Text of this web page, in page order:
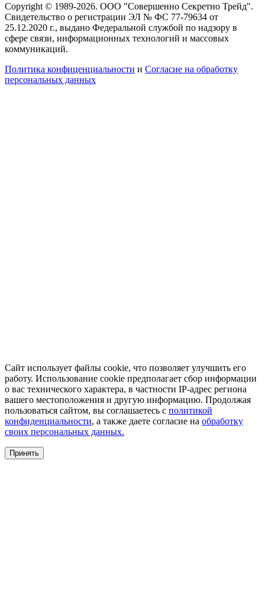
Copyright © 1989-2026. ООО "Совершенно Секретно Трейд".
Свидетельство о регистрации ЭЛ № ФС 77-79634 от
25.12.2020 г., выдано Федеральной службой по надзору в
сфере связи, информационных технологий и массовых
коммуникаций.
Политика конфиценциальности и Согласие на обработку
персональных данных
Сайт использует файлы cookie, что позволяет улучшить его
работу. Использование cookie предполагает сбор информации
о вас технического характера, в частности IP-адрес региона
вашего местоположения и другую информацию. Продолжая
пользоваться сайтом, вы соглашаетесь с политикой
конфиденциальности, а также даете согласие на обработку
своих персональных данных.
Принять